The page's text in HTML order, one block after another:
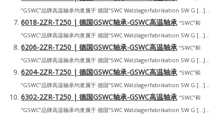
“GSWC”品牌高温轴承均隶属于 德国“SWC Wälzlagerfabrikation SW G […]...
6018-2ZR-T250 | 德国GSWC轴承-GSWC高温轴承 “SWC”和
“GSWC”品牌高温轴承均隶属于 德国“SWC Wälzlagerfabrikation SW G […]...
6206-2ZR-T250 | 德国GSWC轴承-GSWC高温轴承 “SWC”和
“GSWC”品牌高温轴承均隶属于 德国“SWC Wälzlagerfabrikation SW G […]...
6204-2ZR-T250 | 德国GSWC轴承-GSWC高温轴承 “SWC”和
“GSWC”品牌高温轴承均隶属于 德国“SWC Wälzlagerfabrikation SW G […]...
6302-2ZR-T250 | 德国GSWC轴承-GSWC高温轴承 “SWC”和
“GSWC”品牌高温轴承均隶属于 德国“SWC Wälzlagerfabrikation SW G […]...